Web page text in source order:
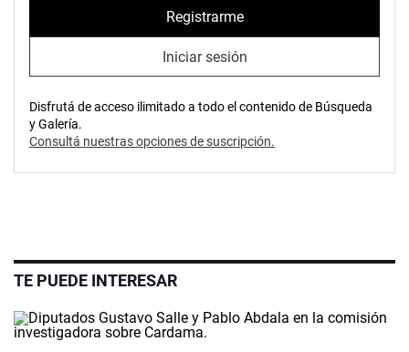
Registrarme
Iniciar sesión
Disfrutá de acceso ilimitado a todo el contenido de Búsqueda
y Galería.
Consultá nuestras opciones de suscripción.
TE PUEDE INTERESAR